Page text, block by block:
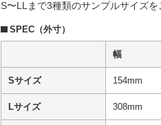
S〜LLまで3種類のサンプルサイズを
SPEC（外寸）
幅
Sサイズ 154mm
Lサイズ 308mm